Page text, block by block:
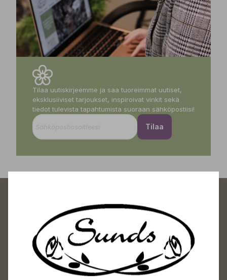
Tilaa uutiskirjeemme ja saa tuoreimmat uutiset,
eksklusiiviset tarjoukset, inspiroivat vinkit sekä
tiedot tulevista tapahtumista suoraan sähköpostiisi!
Tilaa
Sundin Puutarhakeskus